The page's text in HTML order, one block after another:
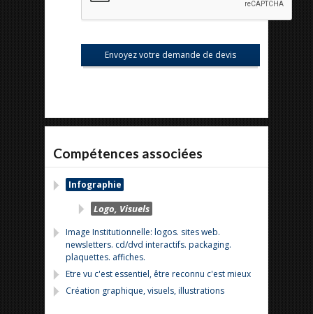
Compétences associées
Infographie
Logo, Visuels
Image Institutionnelle: logos. sites web.
newsletters. cd/dvd interactifs. packaging.
plaquettes. affiches.
Etre vu c'est essentiel, être reconnu c'est mieux
Création graphique, visuels, illustrations